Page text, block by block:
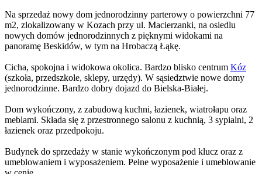
Na sprzedaż nowy dom jednorodzinny parterowy o powierzchni 77
m2, zlokalizowany w Kozach przy ul. Macierzanki, na osiedlu
nowych domów jednorodzinnych z pięknymi widokami na
panoramę Beskidów, w tym na Hrobaczą Łąkę.
Cicha, spokojna i widokowa okolica. Bardzo blisko centrum Kóz
(szkoła, przedszkole, sklepy, urzędy). W sąsiedztwie nowe domy
jednorodzinne. Bardzo dobry dojazd do Bielska-Białej.
Dom wykończony, z zabudową kuchni, łazienek, wiatrołapu oraz
meblami. Składa się z przestronnego salonu z kuchnią, 3 sypialni, 2
łazienek oraz przedpokoju.
Budynek do sprzedaży w stanie wykończonym pod klucz oraz z
umeblowaniem i wyposażeniem. Pełne wyposażenie i umeblowanie